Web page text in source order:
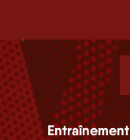
Entraînement